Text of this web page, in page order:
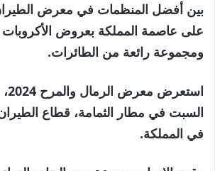
بين أفضل المنظمات في معرض
على عاصمة المملكة بعروض الأكروبات
ومجموعة رائعة من الطائرات.
السبت في مطار الثمامة، قطاع
في المملكة.